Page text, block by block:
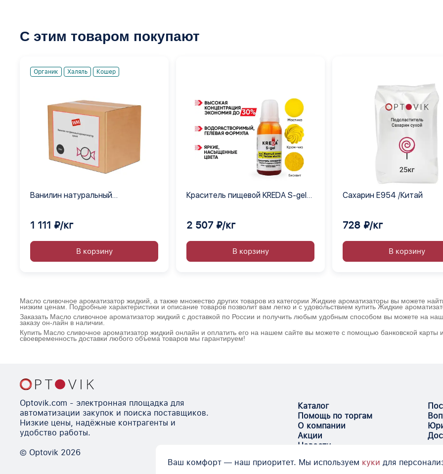
С этим товаром покупают
Органик Халяль Кошер
Ванилин натуральный
1 111 ₽/кг
В корзину
Краситель пищевой KREDA S-gel
концентрат, 1 кг
2 507 ₽/кг
В корзину
Сахарин Е954 /Китай
728 ₽/кг
В корзину
Масло сливочное ароматизатор жидкий, а также множество других товаров из категории Жидкие ароматизаторы вы можете
низким ценам. Подробные характеристики и описание товаров позволит вам легко и с удовольствием купить Жидкие
Заказать Масло сливочное ароматизатор жидкий с доставкой по России и получить любым удобным способом вы можете на
заказу он-лайн в наличии.
Купить Масло сливочное ароматизатор жидкий онлайн и оплатить его на нашем сайте вы можете с помощью банковской карты
своевременность доставки любого объема товаров мы гарантируем!
Optovik.com - электронная площадка для
автоматизации закупок и поиска поставщиков.
Низкие цены, надёжные контрагенты и
удобство работы.
© Optovik 2026
Каталог
Помощь по торгам
О компании
Акции
Новости
Ваш комфорт — наш приоритет. Мы используем куки для